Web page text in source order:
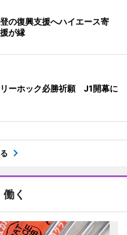
の復興支援へハイエース寄
が縁
ーホック必勝祈願 J1開幕に
く